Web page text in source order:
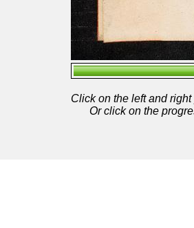
Click on the left and
Or click on the